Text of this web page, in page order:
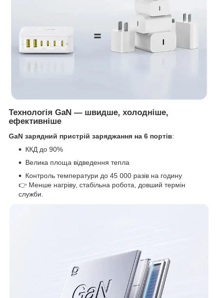
Технологія GaN — швидше, холодніше,
ефективніше
GaN зарядний пристрій заряджання на 6 портів:
ККД до 90%
Велика площа відведення тепла
Контроль температури до 45 000 разів на годину
👉 Менше нагріву, стабільна робота, довший термін
служби.